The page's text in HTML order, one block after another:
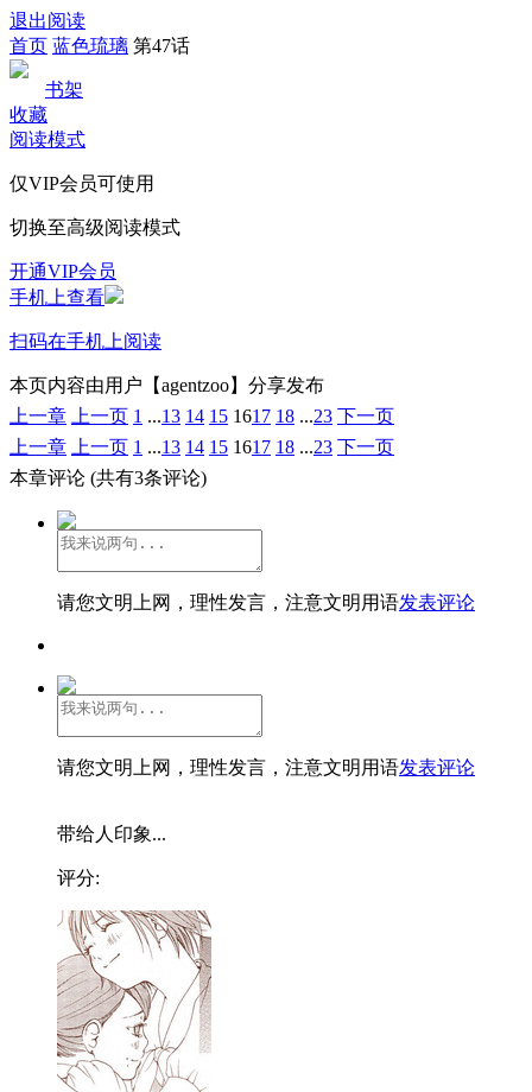
退出阅读
首页 蓝色琉璃 第47话
书架
收藏
阅读模式
仅VIP会员可使用
切换至高级阅读模式
开通VIP会员
手机上查看
扫码在手机上阅读
本页内容由用户【agentzoo】分享发布
上一章
上一页 1 ...13 14 15 1617 18 ...23 下一页
上一章
上一页 1 ...13 14 15 1617 18 ...23 下一页
本章评论 (共有3条评论)
请您文明上网，理性发言，注意文明用语发表评论
请您文明上网，理性发言，注意文明用语发表评论
带给人印象...
评分: